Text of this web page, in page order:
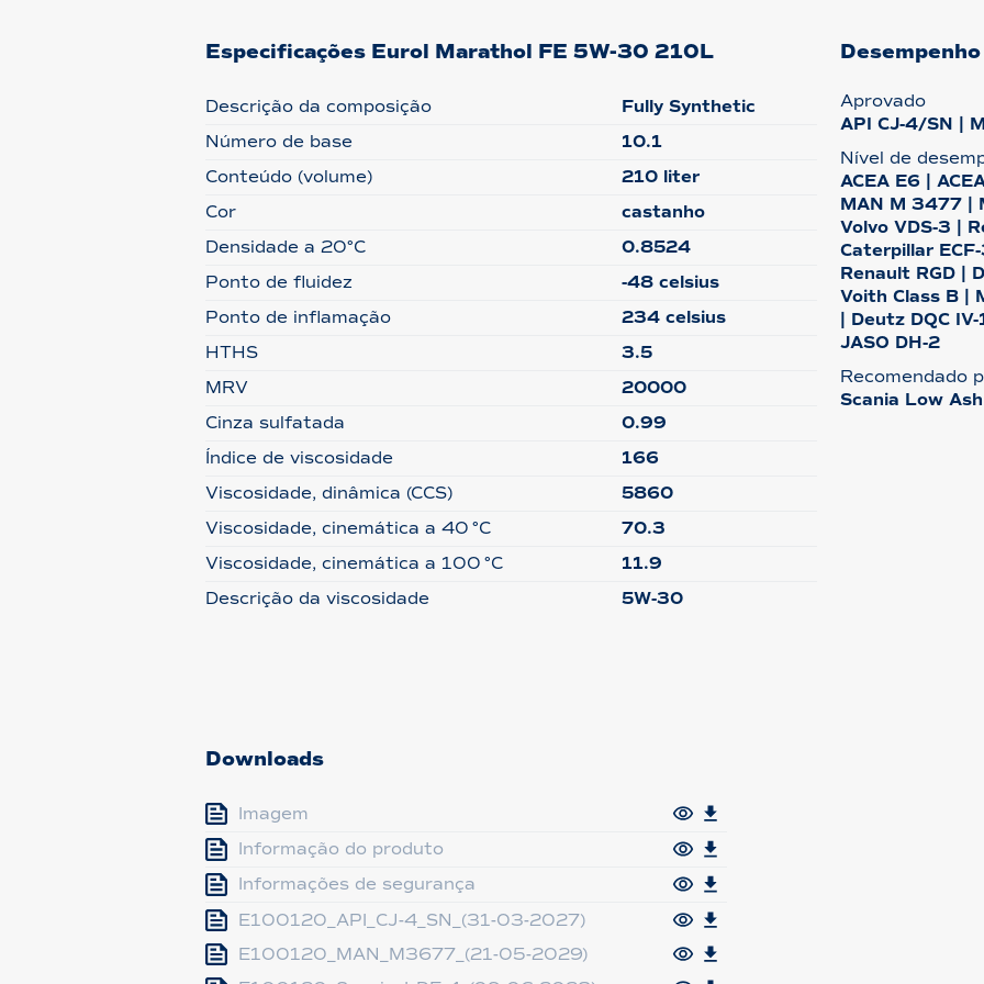
Especificações Eurol Marathol FE 5W-30 210L
Descrição da composição
Fully Synthetic
Número de base
10.1
Conteúdo (volume)
210 liter
Cor
castanho
Densidade a 20°C
0.8524
Ponto de fluidez
-48 celsius
Ponto de inflamação
234 celsius
HTHS
3.5
MRV
20000
Cinza sulfatada
0.99
Índice de viscosidade
166
Viscosidade, dinâmica (CCS)
5860
Viscosidade, cinemática a 40 °C
70.3
Viscosidade, cinemática a 100 °C
11.9
Descrição da viscosidade
5W-30
Desempenho
Aprovado
API CJ-4/SN |
Nível de
ACEA E6 |
MAN M 3477 |
Volvo VDS-3 |
Caterpillar
Renault RGD |
Voith Class B |
| Deutz DQC
JASO DH-2
Recomendado
Scania Low
Downloads
Imagem
Informação do produto
Informações de segurança
E100120_API_CJ-4_SN_(31-03-2027)
E100120_MAN_M3677_(21-05-2029)